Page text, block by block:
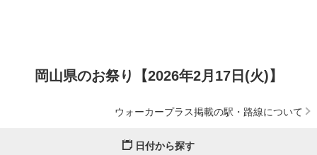
岡山県のお祭り【2026年2月17日(火)】
ウォーカープラス掲載の駅・路線について
日付から探す